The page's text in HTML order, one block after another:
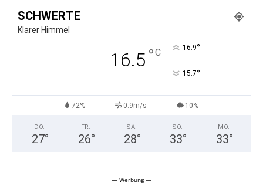
SCHWERTE
Klarer Himmel
16.5 °C 16.9°
15.7°
72% 0.9m/s 10%
DO.
27°
FR.
26°
SA.
28°
SO.
33°
MO.
33°
— Werbung —